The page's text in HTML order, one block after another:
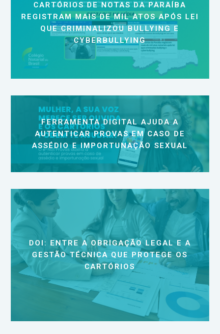
CARTÓRIOS DE NOTAS DA PARAÍBA
REGISTRAM MAIS DE MIL ATOS APÓS LEI
QUE CRIMINALIZOU BULLYING E
CYBERBULLYING
FERRAMENTA DIGITAL AJUDA A
AUTENTICAR PROVAS EM CASO DE
ASSÉDIO E IMPORTUNAÇÃO SEXUAL
DOI: ENTRE A OBRIGAÇÃO LEGAL E A
GESTÃO TÉCNICA QUE PROTEGE OS
CARTÓRIOS